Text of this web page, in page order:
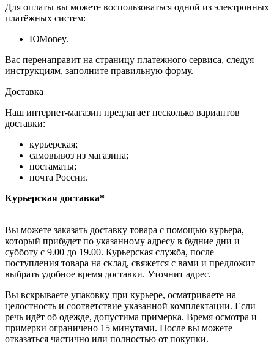
Для оплаты вы можете воспользоваться одной из электронных
платёжных систем:
ЮMoney.
Вас перенаправит на страницу платежного сервиса, следуя
инструкциям, заполните правильную форму.
Доставка
Наш интернет-магазин предлагает несколько вариантов
доставки:
курьерская;
самовывоз из магазина;
постаматы;
почта России.
Курьерская доставка*
Вы можете заказать доставку товара с помощью курьера,
который прибудет по указанному адресу в будние дни и
субботу с 9.00 до 19.00. Курьерская служба, после
поступления товара на склад, свяжется с вами и предложит
выбрать удобное время доставки. Уточнит адрес.
Вы вскрываете упаковку при курьере, осматриваете на
целостность и соответствие указанной комплектации. Если
речь идёт об одежде, допустима примерка. Время осмотра и
примерки ограничено 15 минутами. После вы можете
отказаться частично или полностью от покупки.